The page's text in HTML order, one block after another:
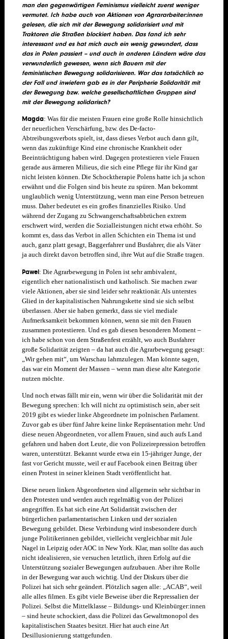
man den gegenwärtigen Feminismus vielleicht zuerst weniger
vermutet. Ich habe auch von Aktionen von Agrararbeiter:innen
gelesen, die sich mit der Bewegung solidarisiert und mit
Traktoren die Straßen blockiert haben. Das fand ich sehr
interessant und es hat mich auch ein wenig gewundert, dass
das in Polen passiert – und auch in anderen Ländern wäre das
verwunderlich gewesen, wenn sich Bauern mit der
feministischen Bewegung solidarisieren. War das tatsächlich so
der Fall und inwiefern gab es in der Peripherie Solidarität mit
der Bewegung bzw. welche gesellschaftlichen Gruppen sind
mit der Bewegung solidarisch?
Magda: Was für die meisten Frauen eine große Rolle hinsichtlich
der neuerlichen Verschärfung, bzw. des De-facto-
Abtreibungsverbots spielt, ist, dass dieses Verbot auch dann gilt,
wenn das zukünftige Kind eine chronische Krankheit oder
Beeinträchtigung haben wird. Dagegen protestieren viele Frauen
gerade aus ärmeren Milieus, die sich eine Pflege für ihr Kind gar
nicht leisten können. Die Schocktherapie Polens hatte ich ja schon
erwähnt und die Folgen sind bis heute zu spüren. Man bekommt
unglaublich wenig Unterstützung, wenn man eine Person betreuen
muss. Daher bedeutet es ein großes finanzielles Risiko. Und
während der Zugang zu Schwangerschaftsabbrüchen extrem
erschwert wird, werden die Sozialleistungen nicht etwa erhöht. So
kommt es, dass das Verbot in allen Schichten ein Thema ist und
auch, ganz platt gesagt, Baggerfahrer und Busfahrer, die als Väter
ja auch direkt davon betroffen sind, ihre Wut auf die Straße tragen.
Pawel:Die Agrarbewegung in Polenist sehr ambivalent,
eigentlich eher nationalistisch und katholisch. Sie machen zwar
viele Aktionen, aber sie sind leider sehr reaktionär. Als unterstes
Glied in der kapitalistischen Nahrungskette sind sie sich selbst
überlassen. Aber sie haben gemerkt, dass sie viel mediale
Aufmerksamkeit bekommen können, wenn sie mit den Frauen
zusammen protestieren. Und es gab diesen besonderen Moment –
ich habe schon von dem Straßenfest erzählt, wo auch Busfahrer
große Solidarität zeigten – da hat auch die Agrarbewegung gesagt:
„Wir gehen mit“, um Warschau lahmzulegen. Man könnte sagen,
das war ein Moment der Massen – wenn man diese alte Kategorie
nutzen möchte.
Und noch etwas fällt mir ein, wenn wir über die Solidarität mit der
Bewegung sprechen: Ich will nicht zu optimistisch sein, aber seit
2019 gibt es wieder linke Abgeordnete im polnischen Parlament.
Zuvor gab es über fünf Jahre keine linke Repräsentation mehr. Und
diese neuen Abgeordneten, vor allem Frauen, sind auch aufs Land
gefahren und haben dort Leute, die von Polizeirepression betroffen
waren, unterstützt. Bekannt wurde etwa ein 15-jähriger Junge, der
fast vor Gericht musste, weil er auf Facebook einen Beitrag über
einen Protest in seiner kleinen Stadt veröffentlicht hat.
Diese neuen linken Abgeordneten sind allgemein sehr sichtbar in
den Protesten und werden auch regelmäßig von der Polizei
angegriffen. Es hat sich eine Art Solidarität zwischen der
bürgerlichen parlamentarischen Linken und der sozialen
Bewegung gebildet. Diese Verbindung wird insbesondere durch
junge Politikerinnen gebildet, vielleicht vergleichbar mit Jule
Nagel in Leipzig oder AOC in New York. Klar, man sollte das auch
nicht idealisieren, sie versuchen letztlich, ihren Erfolg auf die
Unterstützung sozialer Bewegungen aufzubauen. Aber ihre Rolle
in der Bewegung war auch wichtig. Und der Diskurs über die
Polizei hat sich sehr geändert. Plötzlich sagen alle: „ACAB“, weil
alle alles filmen. Es gibt viele Beweise über die Repressalien der
Polizei. Selbst die Mittelklasse – Bildungs- und Kleinbürger:innen
– sind heute schockiert, dass die Polizei das Gewaltmonopol des
kapitalistischen Staates besitzt. Hier hat auch eine Art
Desillusionierung stattgefunden.